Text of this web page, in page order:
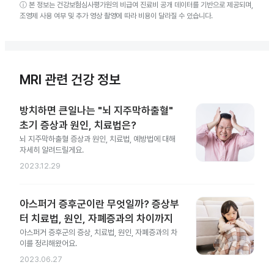
ⓘ 본 정보는 건강보험심사평가원의 비급여 진료비 공개 데이터를 기반으로 제공되며,
조영제 사용 여부 및 추가 영상 촬영에 따라 비용이 달라질 수 있습니다.
MRI 관련 건강 정보
방치하면 큰일나는 "뇌 지주막하출혈"
초기 증상과 원인, 치료법은?
뇌 지주막하출혈 증상과 원인, 치료법, 예방법에 대해
자세히 알려드릴게요.
2023.12.29
아스퍼거 증후군이란 무엇일까? 증상부
터 치료법, 원인, 자폐증과의 차이까지
아스퍼거 증후군의 증상, 치료법, 원인, 자폐증과의 차
이를 정리해왔어요.
2023.06.27